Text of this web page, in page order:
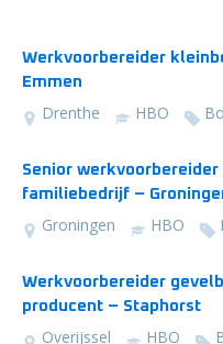
Werkvoorbereider
Emmen
Drenthe HBO
Senior
familiebedrijf –
Groningen HBO
Werkvoorbereider
producent – Staphorst
Overijssel HBO